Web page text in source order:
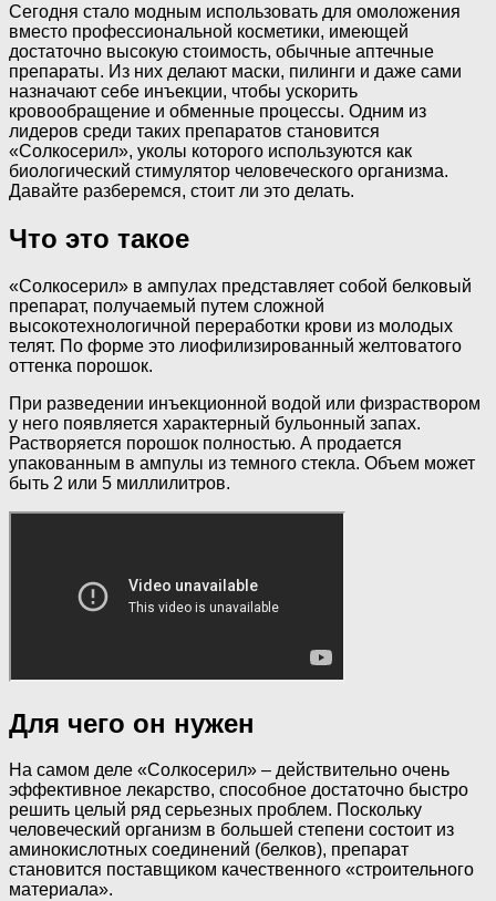
Сегодня стало модным использовать для омоложения
вместо профессиональной косметики, имеющей
достаточно высокую стоимость, обычные аптечные
препараты. Из них делают маски, пилинги и даже сами
назначают себе инъекции, чтобы ускорить
кровообращение и обменные процессы. Одним из
лидеров среди таких препаратов становится
«Солкосерил», уколы которого используются как
биологический стимулятор человеческого организма.
Давайте разберемся, стоит ли это делать.
Что это такое
«Солкосерил» в ампулах представляет собой белковый
препарат, получаемый путем сложной
высокотехнологичной переработки крови из молодых
телят. По форме это лиофилизированный желтоватого
оттенка порошок.
При разведении инъекционной водой или физраствором
у него появляется характерный бульонный запах.
Растворяется порошок полностью. А продается
упакованным в ампулы из темного стекла. Объем может
быть 2 или 5 миллилитров.
Для чего он нужен
На самом деле «Солкосерил» – действительно очень
эффективное лекарство, способное достаточно быстро
решить целый ряд серьезных проблем. Поскольку
человеческий организм в большей степени состоит из
аминокислотных соединений (белков), препарат
становится поставщиком качественного «строительного
материала».